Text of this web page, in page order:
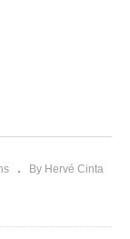
By Hervé Cinta